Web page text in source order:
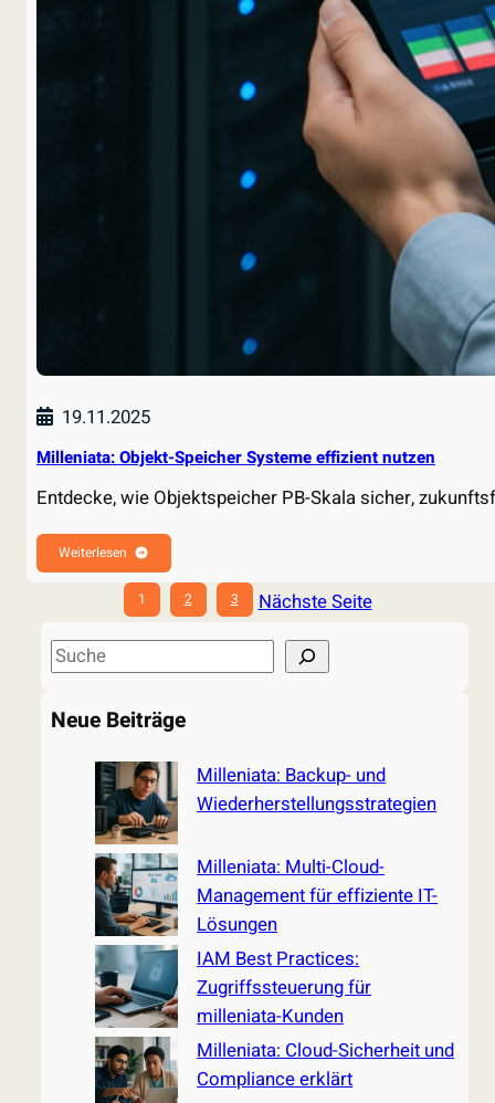
19.11.2025
Milleniata: Objekt-Speicher Systeme effizient nutzen
Entdecke, wie Objektspeicher PB-Skala sicher,
Weiterlesen
1 2 3
Nächste Seite
S
e
a
Neue Beiträge
Milleniata: Backup- und
Wiederherstellungsstrategien
Milleniata: Multi-Cloud-
Management für effiziente IT-
Lösungen
IAM Best Practices:
Zugriffssteuerung für
milleniata-Kunden
Milleniata: Cloud-Sicherheit und
Compliance erklärt